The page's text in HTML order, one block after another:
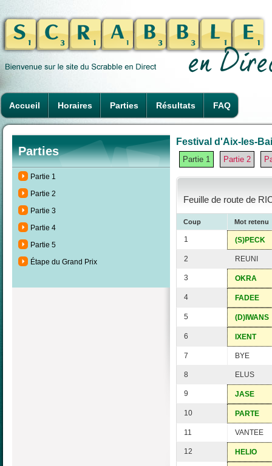
Accueil Horaires Parties Résultats FAQ
Parties
Partie 1
Partie 2
Partie 3
Partie 4
Partie 5
Étape du Grand Prix
Festival d'Aix-les-
Partie 1 Partie 2
Feuille de route de
Coup Mot retenu
1 (S)PECK
2 REUNI
3 OKRA
4 FADEE
5 (D)IWANS
6 IXENT
7 BYE
8 ELUS
9 JASE
10 PARTE
11 VANTEE
12 HELIO